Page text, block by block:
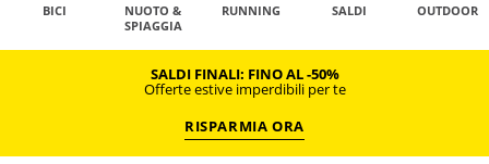
BICI
NUOTO &
SPIAGGIA
RUNNING SALDI OUTDOOR
SALDI FINALI: FINO AL -50%
Offerte estive imperdibili per te
RISPARMIA ORA